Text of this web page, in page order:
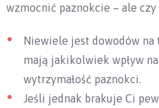
wzmocnić paznokcie – ale czy
Niewiele jest dowodów na
mają jakikolwiek wpływ
wytrzymałość paznokci.
Jeśli jednak brakuje Ci